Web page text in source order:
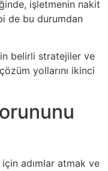
işletmenin nakit
de bu durumdan
belirli stratejiler ve
yollarını ikinci
adımlar atmak ve